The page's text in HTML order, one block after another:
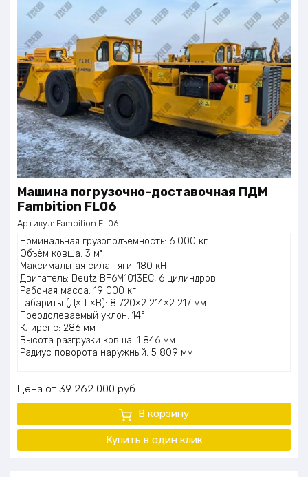
Машина погрузочно-доставочная ПДМ
Fambition FL06
Артикул: Fambition FL06
Номинальная грузоподъёмность: 6 000 кг
Объём ковша: 3 м³
Максимальная сила тяги: 180 кН
Двигатель: Deutz BF6M1013EC, 6 цилиндров
Рабочая масса: 19 000 кг
Габариты (Д×Ш×В): 8 720×2 214×2 217 мм
Преодолеваемый уклон: 14°
Клиренс: 286 мм
Высота разгрузки ковша: 1 846 мм
Радиус поворота наружный: 5 809 мм
Цена 39 262 000 руб.
В корзину
Купить в один клик